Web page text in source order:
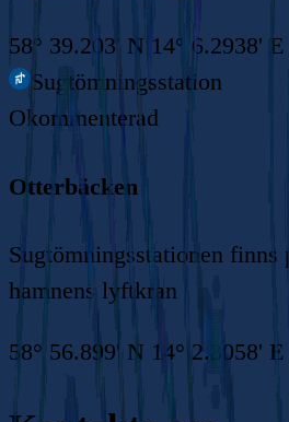
58° 39.203' N 14° 6.2938' E
Sugtömningsstation
Okommenterad
Otterbäcken
Sugtömningsstationen finns
hamnens lyftkran
58° 56.899' N 14° 2.3058' E